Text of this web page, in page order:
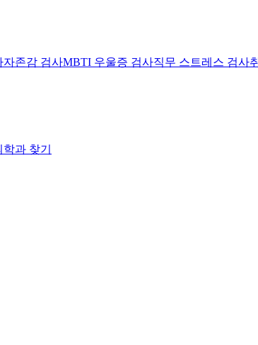
자존감 검사MBTI 우울증 검사직무 스트레스 검사
과 찾기